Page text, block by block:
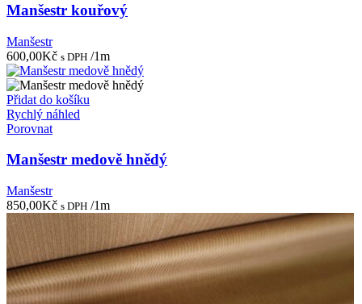
Manšestr kouřový
Manšestr
600,00Kč s DPH /1m
Přidat do košíku
Rychlý náhled
Porovnat
Manšestr medově hnědý
Manšestr
850,00Kč s DPH /1m